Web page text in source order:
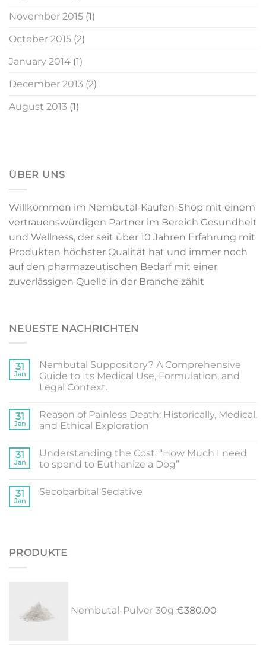
November 2015 (1)
October 2015 (2)
January 2014 (1)
December 2013 (2)
August 2013 (1)
ÜBER UNS
Willkommen im Nembutal-Kaufen-Shop mit einem
vertrauenswürdigen Partner im Bereich Gesundheit
und Wellness, der seit über 10 Jahren Erfahrung mit
Produkten höchster Qualität hat und immer noch
auf den pharmazeutischen Bedarf mit einer
zuverlässigen Quelle in der Branche zählt
NEUESTE NACHRICHTEN
31
Jan
Nembutal Suppository? A Comprehensive
Guide to Its Medical Use, Formulation, and
Legal Context.
31
Jan
Reason of Painless Death: Historically, Medical,
and Ethical Exploration
31
Jan
Understanding the Cost: “How Much I need
to spend to Euthanize a Dog”
31
Jan
Secobarbital Sedative
PRODUKTE
Nembutal-Pulver 30g €380.00